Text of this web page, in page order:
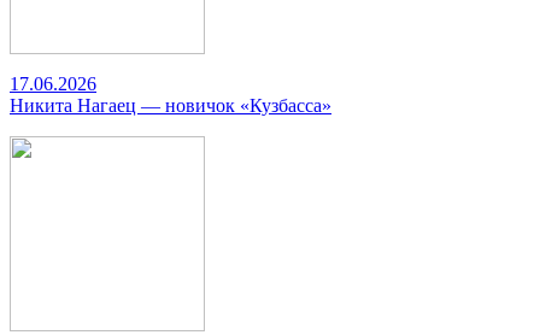
17.06.2026
Никита Нагаец — новичок «Кузбасса»